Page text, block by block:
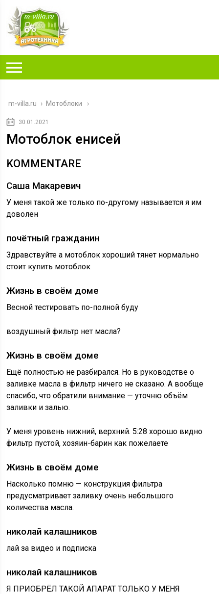
m-villa.ru › Мотоблоки
30.01.2021
Мотоблок енисей
KOMMENTARE
Саша Макаревич
У меня такой же только по-другому называется я им
доволен
почётный гражданин
Здравствуйте а мотоблок хороший тянет нормально
стоит купить мотоблок
Жизнь в своём доме
Весной тестировать по-полной буду
воздушный фильтр нет масла?
Жизнь в своём доме
Ещё полностью не разбирался. Но в руководстве о
заливке масла в фильтр ничего не сказано. А вообще
спасибо, что обратили внимание — уточню объём
заливки и залью.
У меня уровень нижний, верхний. 5:28 хорошо видно
фильтр пустой, хозяин-барин как пожелаете
Жизнь в своём доме
Насколько помню — конструкция фильтра
предусматривает заливку очень небольшого
количества масла.
николай калашников
лай за видео и подписка
николай калашников
Я ПРИОБРЁЛ ТАКОЙ АПАРАТ ТОЛЬКО У МЕНЯ